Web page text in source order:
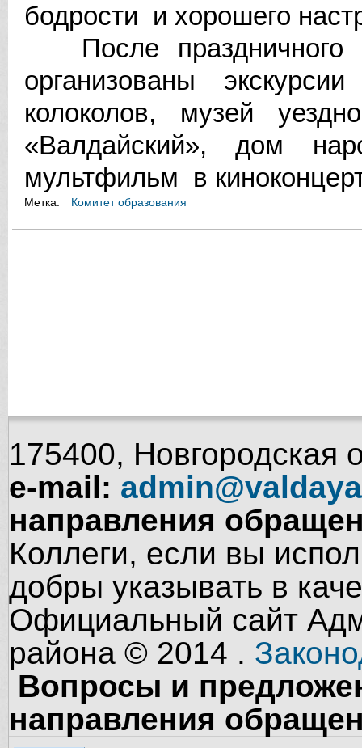
бодрости и хорошего
После праздничного
организованы
колоколов, музей
«Валдайский», дом
мультфильм в
Метка: Комитет образования
175400, Новгородская
e-mail:
направления
Коллеги, если вы
добры указывать в
Официальный сайт
района © 2014 .
Вопросы и
направления